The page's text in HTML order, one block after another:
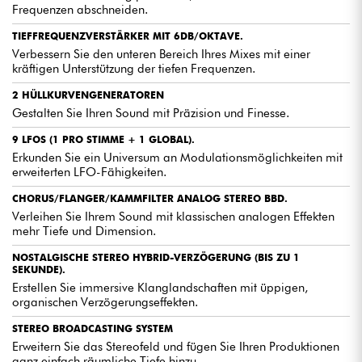
machen den Murmux Adept zu einer zuverlässigen Wahl
Haltbarkeit in Perfektion.
Ob bei der Produktion von elektronischer Musik,
Filmsoundtracks oder Klangexperimenten - die Dreadbox
Murmux Adept zeichnet sich in allen Bereichen aus. Ein
treuer Begleiter für Kreative aller Art.
Frequenzen abschneiden.
TIEFFREQUENZVERSTÄRKER MIT 6DB/OKTAVE.
Verbessern Sie den unteren Bereich Ihres Mixes mit einer
kräftigen Unterstützung der tiefen Frequenzen.
2 HÜLLKURVENGENERATOREN
Gestalten Sie Ihren Sound mit Präzision und Finesse.
9 LFOS (1 PRO STIMME + 1 GLOBAL).
Erkunden Sie ein Universum an Modulationsmöglichkeiten mit
erweiterten LFO-Fähigkeiten.
CHORUS/FLANGER/KAMMFILTER ANALOG STEREO BBD.
Verleihen Sie Ihrem Sound mit klassischen analogen Effekten
mehr Tiefe und Dimension.
NOSTALGISCHE STEREO HYBRID-VERZÖGERUNG (BIS ZU 1
SEKUNDE).
Erstellen Sie immersive Klanglandschaften mit üppigen,
organischen Verzögerungseffekten.
STEREO BROADCASTING SYSTEM
Erweitern Sie das Stereofeld und fügen Sie Ihren Produktionen